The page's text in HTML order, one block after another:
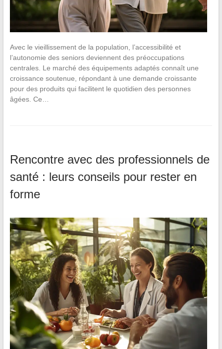
Avec le vieillissement de la population, l’accessibilité et
l’autonomie des seniors deviennent des préoccupations
centrales. Le marché des équipements adaptés connaît une
croissance soutenue, répondant à une demande croissante
pour des produits qui facilitent le quotidien des personnes
âgées. Ce…
Rencontre avec des professionnels de
santé : leurs conseils pour rester en
forme